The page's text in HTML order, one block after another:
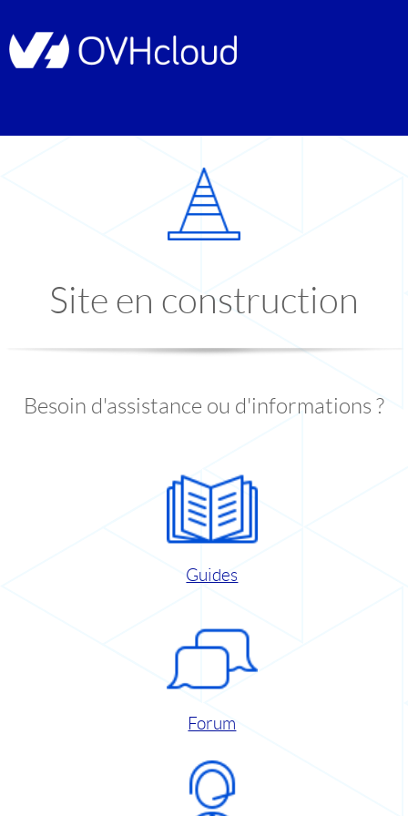
Site en construction
Besoin d'assistance ou d'informations ?
Guides
Forum